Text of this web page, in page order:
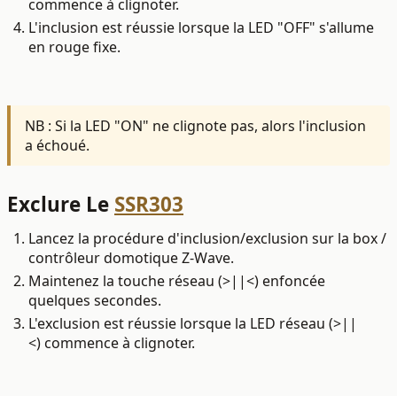
commence à clignoter.
L'inclusion est réussie lorsque la LED "OFF" s'allume
en rouge fixe.
NB : Si la LED "ON" ne clignote pas, alors l'inclusion
a échoué.
Exclure Le SSR303
Lancez la procédure d'inclusion/exclusion sur la box /
contrôleur domotique Z-Wave.
Maintenez la touche réseau (>||<) enfoncée
quelques secondes.
L'exclusion est réussie lorsque la LED réseau (>||
<) commence à clignoter.